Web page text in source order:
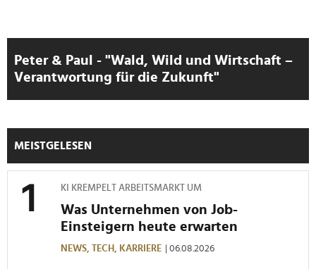
Peter & Paul - "Wald, Wild und Wirtschaft –
Verantwortung für die Zukunft"
MEISTGELESEN
KI KREMPELT ARBEITSMARKT UM
Was Unternehmen von Job-
Einsteigern heute erwarten
NEWS, TECH, KARRIERE | 06.08.2026